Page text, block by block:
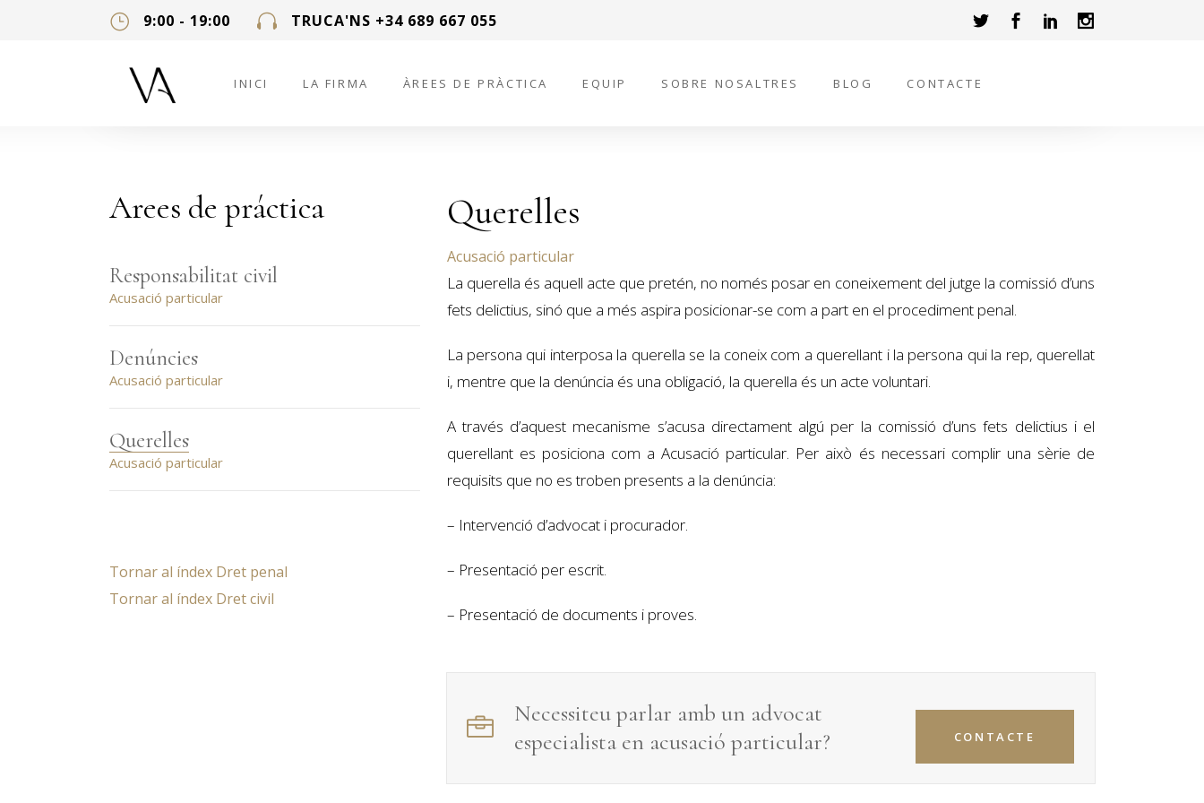
9:00 - 19:00 TRUCA'NS +34 689 667 055
INICI LA FIRMA ÀREES DE PRÀCTICA EQUIP SOBRE NOSALTRES BLOG CONTACTE
Querelles
Acusació particular
La querella és aquell acte que pretén, no només posar en coneixement del jutge la comissió d’uns
fets delictius, sinó que a més aspira posicionar-se com a part en el procediment penal.
La persona qui interposa la querella se la coneix com a querellant i la persona qui la rep, querellat
i, mentre que la denúncia és una obligació, la querella és un acte voluntari.
A través d’aquest mecanisme s’acusa directament algú per la comissió d’uns fets delictius i el
querellant es posiciona com a Acusació particular. Per això és necessari complir una sèrie de
requisits que no es troben presents a la denúncia:
– Intervenció d’advocat i procurador.
– Presentació per escrit.
– Presentació de documents i proves.
Necessiteu parlar amb un advocat
especialista en acusació particular? CONTACTE
Arees de práctica
Responsabilitat civil
Acusació particular
Denúncies
Acusació particular
Querelles
Acusació particular
Tornar al índex Dret penal
Tornar al índex Dret civil